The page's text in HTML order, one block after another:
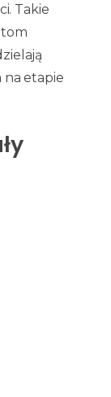
Takie
na etapie